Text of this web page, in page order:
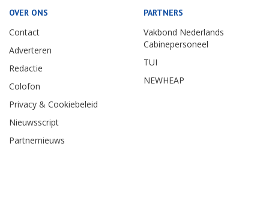
OVER ONS
Contact
Adverteren
Redactie
Colofon
Privacy & Cookiebeleid
Nieuwsscript
Partnernieuws
PARTNERS
Vakbond Nederlands
Cabinepersoneel
TUI
NEWHEAP